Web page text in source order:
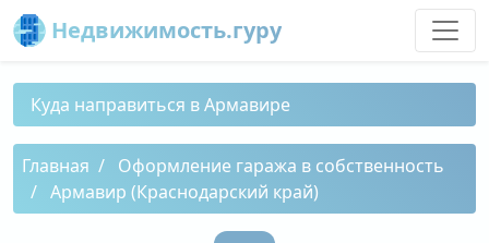
Недвижимость.гуру
Куда направиться в Армавире
Главная
Оформление гаража в собственность
Армавир (Краснодарский край)